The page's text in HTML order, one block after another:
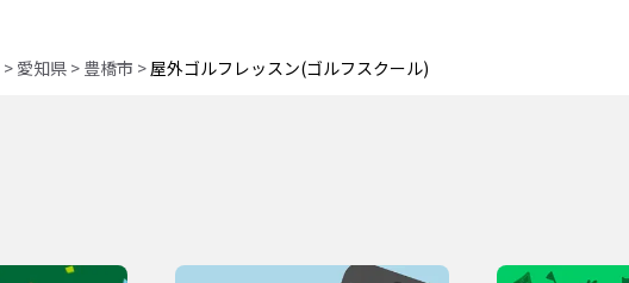
> 愛知県> 豊橋市 >屋外ゴルフレッスン(ゴルフスクール)